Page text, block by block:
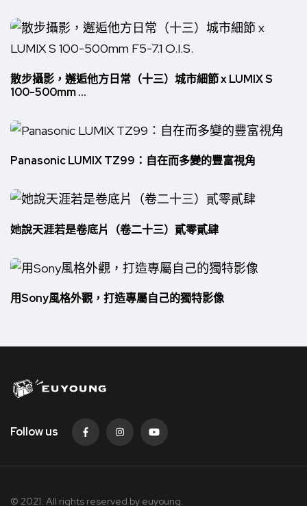
散步攝影，邂逅他方日常（十三）城市細節 x LUMIX S
100-500mm ...
Panasonic LUMIX TZ99：自在而多變的豐富視角
她說天涯若是卷底片（卷二十三）貳零貳肆
用Sony風格外觀，打造專屬自己的獨特影像
Follow us
© 2021. All rights reserved by euyoung.